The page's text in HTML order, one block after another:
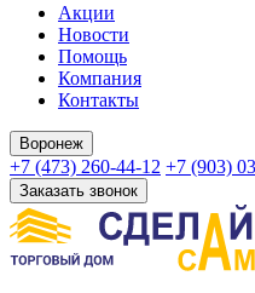
Акции
Новости
Помощь
Компания
Контакты
Воронеж
+7 (473) 260-44-12 +7 (903)
Заказать звонок